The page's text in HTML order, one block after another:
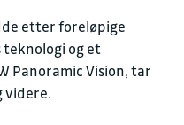
etter foreløpige
og et
Panoramic Vision, tar
videre.